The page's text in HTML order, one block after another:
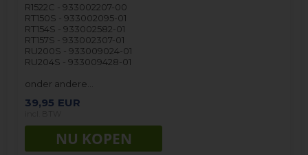
R1522C - 933002207-00
RT150S - 933002095-01
RT154S - 933002582-01
RT157S - 933002307-01
RU200S - 933009024-01
RU204S - 933009428-01
onder andere…
39,95 EUR